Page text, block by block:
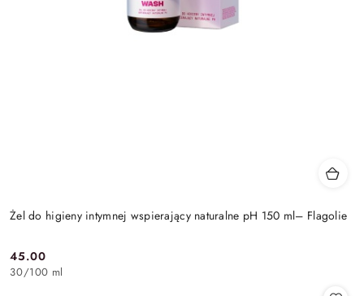
Żel do higieny intymnej wspierający naturalne pH 150 ml– Flagolie
Cena:
45.00
30/100 ml